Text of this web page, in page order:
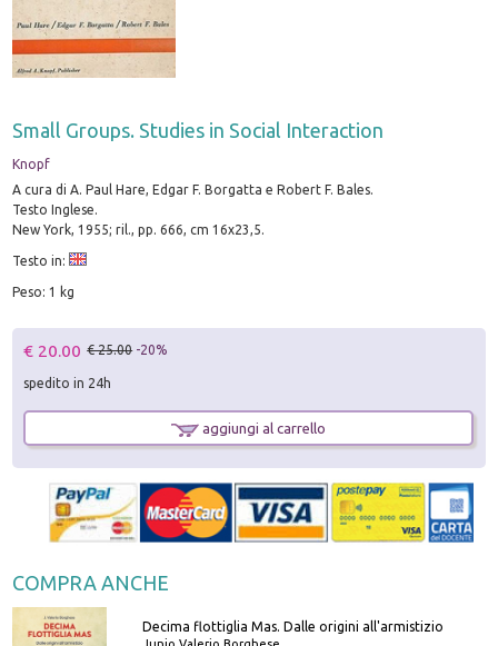
Small Groups. Studies in Social Interaction
Knopf
A cura di A. Paul Hare, Edgar F. Borgatta e Robert F. Bales.
Testo Inglese.
New York, 1955; ril., pp. 666, cm 16x23,5.
Testo in:
Peso: 1 kg
€ 20.00 € 25.00 -20%
spedito in 24h
aggiungi al carrello
COMPRA ANCHE
Decima flottiglia Mas. Dalle origini all'armistizio
Junio Valerio Borghese